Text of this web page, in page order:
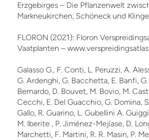
Erzgebirges – Die Pflanzenwelt
Markneukirchen, Schöneck und
FLORON (2021): Floron
Vaatplanten –
Galasso G., F. Conti, L. Peruzzi, A.
G. Ardenghi, G. Bacchetta, E. Banfi,
Bernardo, D. Bouvet, M. Bovio, M.
Cecchi, E. Del Guacchio, G. Domina,
Gallo, R. Guarino, L. Gubellini A.
M. Iberite , P. Jiménez-Mejíase, D.
Marchetti, F. Martini, R. R. Masin, P.